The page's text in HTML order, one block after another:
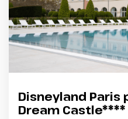
Disneyland Paris
Dream Castle****